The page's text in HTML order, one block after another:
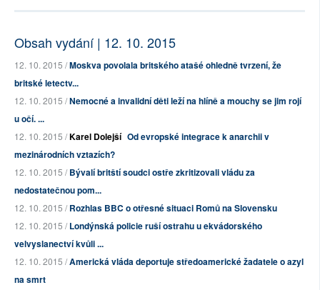
Obsah vydání | 12. 10. 2015
12. 10. 2015 /Moskva povolala britského atašé ohledně tvrzení, že
britské letectv...
12. 10. 2015 /Nemocné a invalidní děti leží na hlíně a mouchy se jim rojí
u očí. ...
12. 10. 2015 /Karel Dolejší Od evropské integrace k anarchii v
mezinárodních vztazích?
12. 10. 2015 /Bývalí britští soudci ostře zkritizovali vládu za
nedostatečnou pom...
12. 10. 2015 /Rozhlas BBC o otřesné situaci Romů na Slovensku
12. 10. 2015 /Londýnská policie ruší ostrahu u ekvádorského
velvyslanectví kvůli ...
12. 10. 2015 /Americká vláda deportuje středoamerické žadatele o azyl
na smrt